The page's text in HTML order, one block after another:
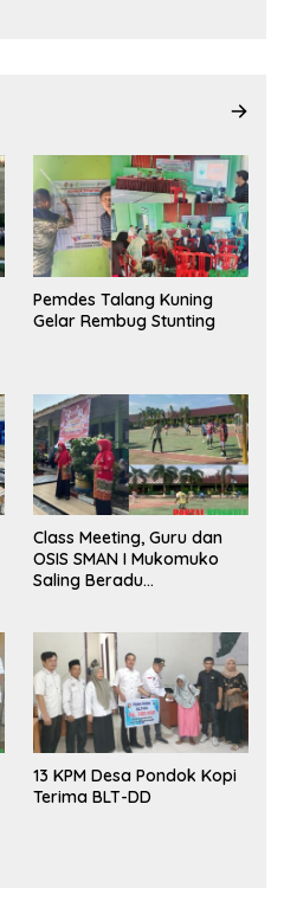
Pemdes Talang Kuning
Gelar Rembug Stunting
Class Meeting, Guru dan
OSIS SMAN I Mukomuko
Saling Beradu
13 KPM Desa Pondok Kopi
Terima BLT-DD